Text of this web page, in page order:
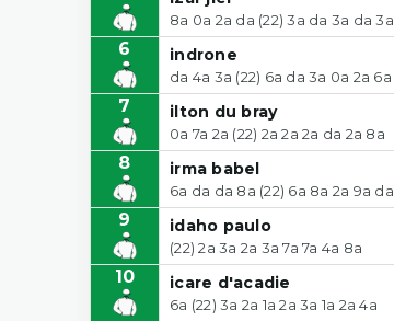
8a 0a 2a da (22) 3a da 3a da 3a
6 indrone
da 4a 3a (22) 6a da 3a 0a 2a 6a
7 ilton du bray
0a 7a 2a (22) 2a 2a 2a da 2a 8a
8 irma babel
6a da da 8a (22) 6a 8a 2a 9a da
9 idaho paulo
(22) 2a 3a 2a 3a 7a 7a 4a 8a
10 icare d'acadie
6a (22) 3a 2a 1a 2a 3a 1a 2a 4a